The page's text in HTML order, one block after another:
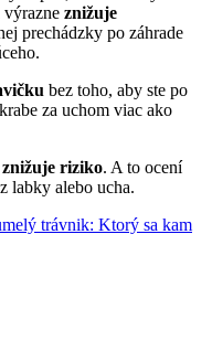
znižuje
prechádzky po záhrade
bez toho, aby ste po
za uchom viac ako
znižuje riziko. A to ocení
z labky alebo ucha.
trávnik: Ktorý sa kam